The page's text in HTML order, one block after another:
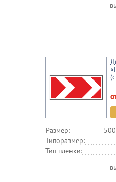
Размер:
Типоразмер:
Тип пленки: